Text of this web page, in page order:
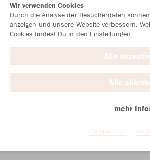
Wir verwenden Cookies
Durch die Analyse der Besucherdaten
anzeigen und unsere Website verbessern.
Cookies findest Du in den Einstellungen.
Alle
Alle
mehr
Datenschutz